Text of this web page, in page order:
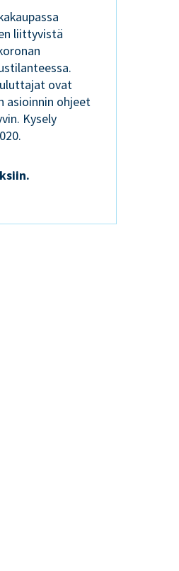
liittyvistä
ovat
asioinnin ohjeet
Kysely
.